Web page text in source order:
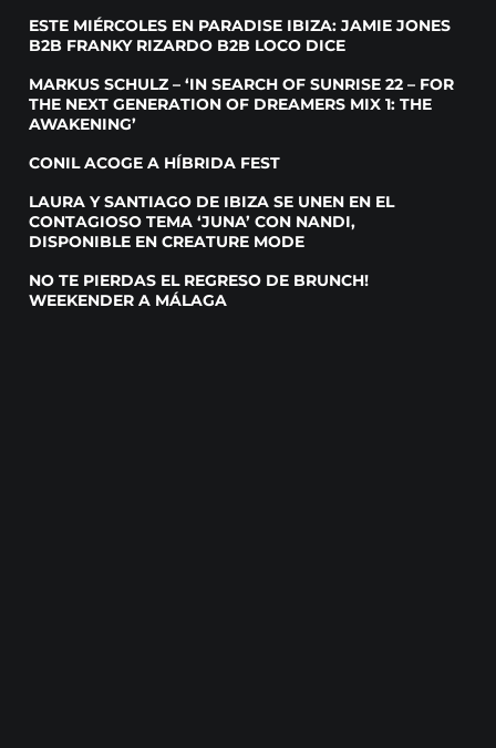
ESTE MIÉRCOLES EN PARADISE IBIZA: JAMIE JONES
B2B FRANKY RIZARDO B2B LOCO DICE
MARKUS SCHULZ – ‘IN SEARCH OF SUNRISE 22 – FOR
THE NEXT GENERATION OF DREAMERS MIX 1: THE
AWAKENING’
CONIL ACOGE A HÍBRIDA FEST
LAURA Y SANTIAGO DE IBIZA SE UNEN EN EL
CONTAGIOSO TEMA ‘JUNA’ CON NANDI,
DISPONIBLE EN CREATURE MODE
NO TE PIERDAS EL REGRESO DE BRUNCH!
WEEKENDER A MÁLAGA